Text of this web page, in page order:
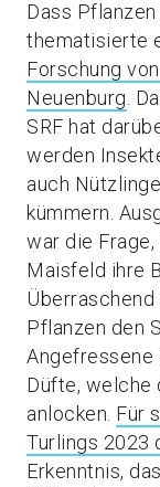
Dass
thematisierte
Forschung
Neuenburg .
SRF hat
werden
auch
kümmern.
war die
Maisfeld ihre
Pflanzen den
Angefressene
Düfte, welche
anlocken. Für
Turlings 2023
Erkenntnis,